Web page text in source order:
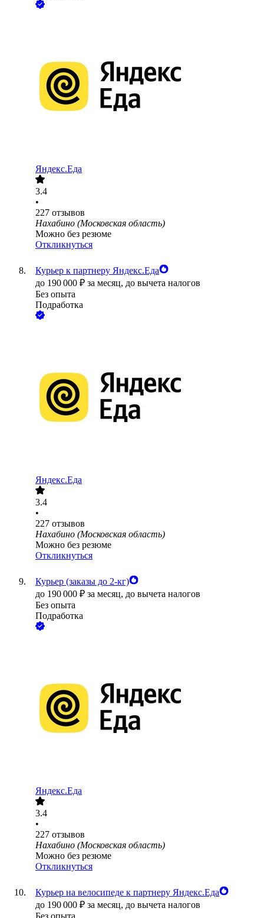
Яндекс.Еда
3.4
•
227 отзывов
Нахабино (Московская область)
Можно без резюме
Откликнуться
Курьер к партнеру Яндекс.Еда
до 190 000 ₽ за месяц, до вычета налогов
Без опыта
Подработка
Яндекс.Еда
3.4
•
227 отзывов
Нахабино (Московская область)
Можно без резюме
Откликнуться
Курьер (заказы до 2-кг)
до 190 000 ₽ за месяц, до вычета налогов
Без опыта
Подработка
Яндекс.Еда
3.4
•
227 отзывов
Нахабино (Московская область)
Можно без резюме
Откликнуться
Курьер на велосипеде к партнеру Яндекс.Еда
до 190 000 ₽ за месяц, до вычета налогов